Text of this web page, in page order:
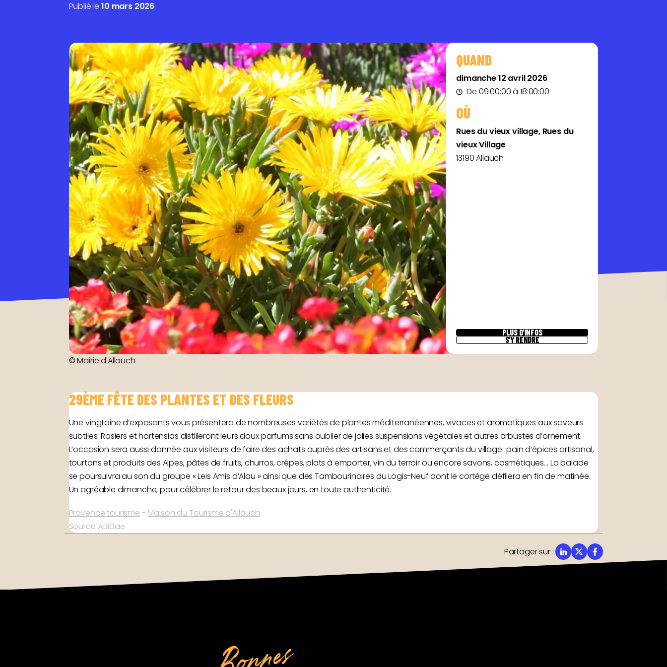
Publié le10 mars 2026
© Mairie d'Allauch
QUAND
dimanche 12 avril 2026
De 09:00:00 à 18:00:00
OÙ
Rues du vieux village, Rues du
vieux Village
13190 Allauch
PLUS D'INFOS
S'Y RENDRE
29ÈME FÊTE DES PLANTES ET DES FLEURS
Une vingtaine d’exposants vous présentera de nombreuses variétés de plantes méditerranéennes, vivaces et aromatiques aux saveurs
subtiles. Rosiers et hortensias distilleront leurs doux parfums sans oublier de jolies suspensions végétales et autres arbustes d’ornement.
L’occasion sera aussi donnée aux visiteurs de faire des achats auprès des artisans et des commerçants du village : pain d’épices artisanal,
tourtons et produits des Alpes, pâtes de fruits, churros, crêpes, plats à emporter, vin du terroir ou encore savons, cosmétiques… La balade
se poursuivra au son du groupe « Leis Amis d’Alau » ainsi que des Tambourinaires du Logis-Neuf dont le cortège défilera en fin de matinée.
Un agréable dimanche, pour célébrer le retour des beaux jours, en toute authenticité.
Provence tourisme - Maison du Tourisme d'Allauch
Source Apidae
Partager sur: